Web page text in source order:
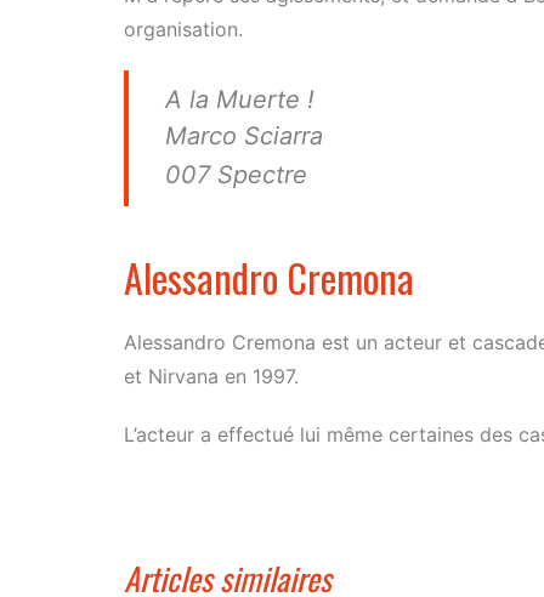
organisation.
A la Muerte !
Marco Sciarra
007 Spectre
Alessandro Cremona
Alessandro Cremona est un acteur et
et Nirvana en 1997.
L’acteur a effectué lui même certaines des
Articles similaires